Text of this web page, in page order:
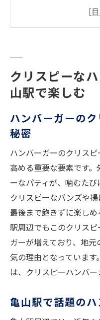
亀山駅で話題
三重バーガー
ハンバーガー
ハンバーガー
ド
食感重視なら亀山
目
カリカリ食感
方
BURGER &
傾向
新オープンの
三重バーガー
鈴鹿アメリカ
バンズのカリカリ
クリスピーな
山駅で楽しむ
ハンバーガーの
秘密
ハンバーガーのクリス
高める重要な要素です
ーなパティが、噛むたび
クリスピーなバンズや揚
最後まで飽きずに楽し
駅周辺でもこのクリス
ガーが増えており、地
気の理由となっていま
は、クリスピーハンバー
亀山駅で話題の